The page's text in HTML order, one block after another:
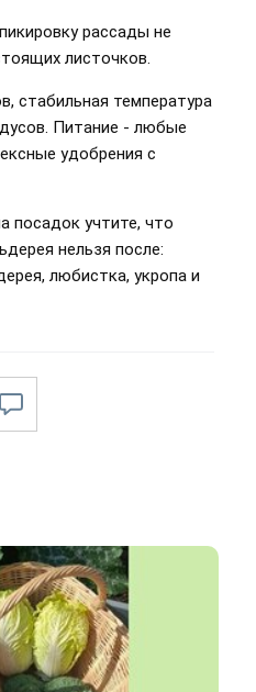
рассады не
листочков.
стабильная температура
Питание - любые
удобрения с
посадок учтите, что
нельзя после:
любистка, укропа и